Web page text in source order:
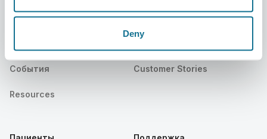
Deny
Новости
События
Resources
Планы для хирурга
Customer Stories